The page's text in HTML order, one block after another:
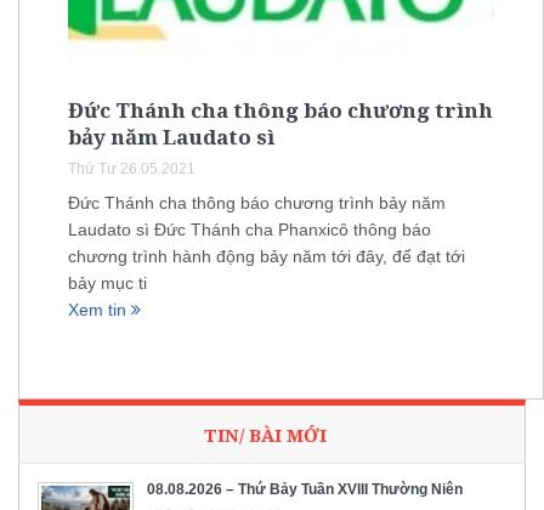
Đức Thánh cha thông báo chương trình
bảy năm Laudato sì
Thứ Tư 26.05.2021
Đức Thánh cha thông báo chương trình bảy năm
Laudato sì Đức Thánh cha Phanxicô thông báo
chương trình hành động bảy năm tới đây, để đạt tới
bảy mục ti
Xem tin
TIN/ BÀI MỚI
08.08.2026 – Thứ Bảy Tuần XVIII Thường Niên